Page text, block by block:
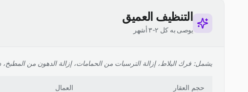
التنظيف العميق
يوصى به كل ٢-٣ أشهر
يشمل: فرك البلاط، إزالة الترسبات من الحمامات، إزالة الدهون من المطبخ،
حجم العقار العمال